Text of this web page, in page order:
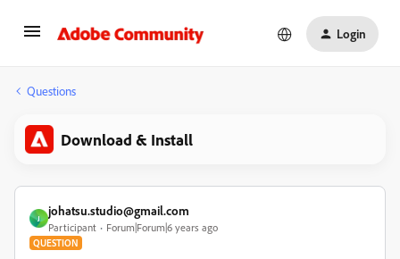
Login
Questions
Download & Install
J
johatsu.studio@gmail.com
Participant Forum|Forum|6 years ago
QUESTION